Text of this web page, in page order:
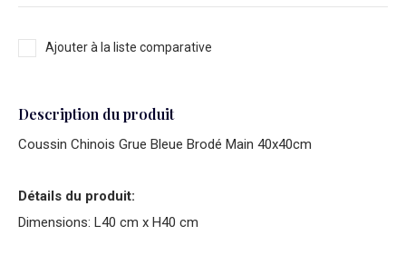
Ajouter à la liste comparative
Description du produit
Coussin Chinois Grue Bleue Brodé Main 40x40cm
Détails du produit:
Dimensions: L40 cm x H40 cm